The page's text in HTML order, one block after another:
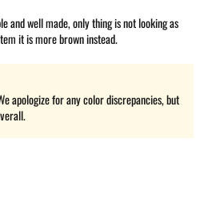
and well made, only thing is not looking as
it is more brown instead.
apologize for any color discrepancies, but